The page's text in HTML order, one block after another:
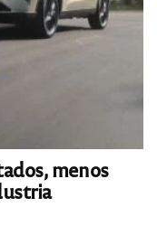
menos